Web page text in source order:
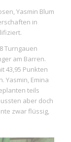
Yasmin Blum
in
Turngauen
am Barren.
43,95 Punkten
Yasmin, Emina
teils
aber doch
zwar flüssig,